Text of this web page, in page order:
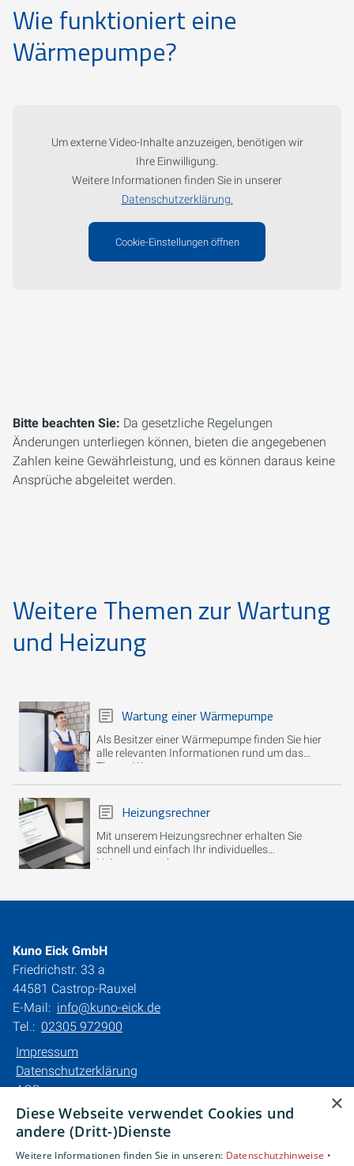
Wie funktioniert eine
Wärmepumpe?
Um externe Video-Inhalte anzuzeigen, benötigen wir
Ihre Einwilligung.
Weitere Informationen finden Sie in unserer
Datenschutzerklärung.
Cookie-Einstellungen öffnen
Bitte beachten Sie: Da gesetzliche Regelungen
Änderungen unterliegen können, bieten die angegebenen
Zahlen keine Gewährleistung, und es können daraus keine
Ansprüche abgeleitet werden.
Weitere Themen zur Wartung
und Heizung
Wartung einer Wärmepumpe
Als Besitzer einer Wärmepumpe finden Sie hier
alle relevanten Informationen rund um das
Thema Wartung.
Heizungsrechner
Mit unserem Heizungsrechner erhalten Sie
schnell und einfach Ihr individuelles
Heizungsangebot.
Kuno Eick GmbH
Friedrichstr. 33 a
44581 Castrop-Rauxel
E-Mail: info@kuno-eick.de
Tel.: 02305 972900
Impressum
Datenschutzerklärung
AGB
Barrierefreiheitserklärung
×
Diese Webseite verwendet Cookies und
andere (Dritt-)Dienste
Weitere Informationen finden Sie in unseren: Datenschutzhinweise •